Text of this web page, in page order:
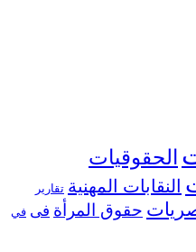
الحقوقيات
النقابات المهنية تقارير
حقوق المرأة فى في